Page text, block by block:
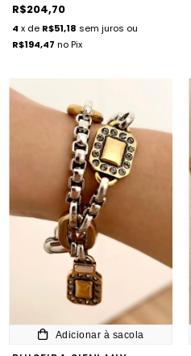
R$204,70
4 x de R$51,18 sem juros ou
R$194,47 no Pix
Adicionar à sacola